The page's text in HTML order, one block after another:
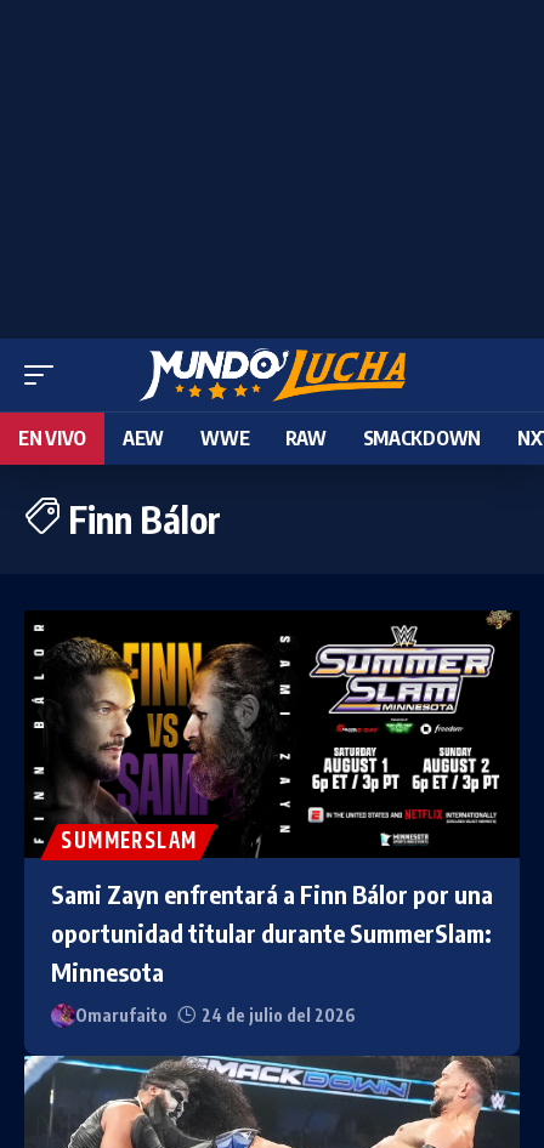
EN VIVO AEW WWE RAW SMACKDOWN
Finn Bálor
SUMMERSLAM
Sami Zayn enfrentará a Finn Bálor por una
oportunidad titular durante SummerSlam:
Minnesota
Omarufaito 24 de julio del 2026